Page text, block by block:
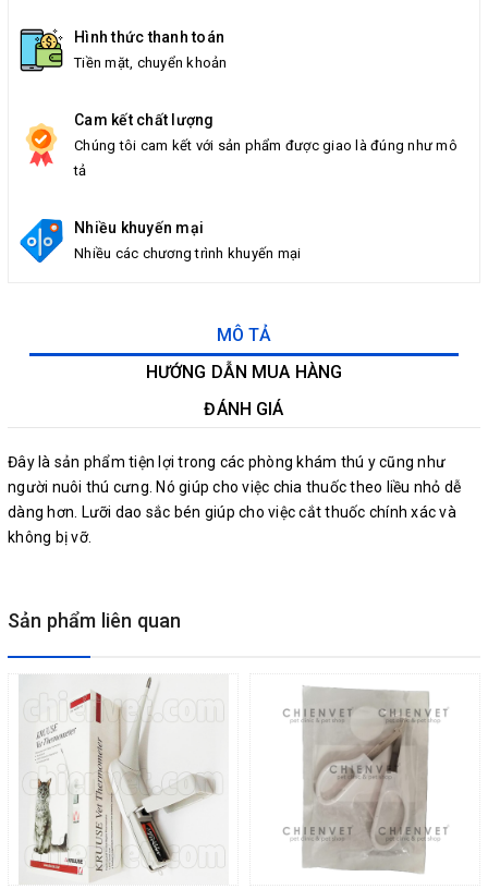
Hình thức thanh toán
Tiền mặt, chuyển khoản
Cam kết chất lượng
Chúng tôi cam kết với sản phẩm được giao là đúng như mô
tả
Nhiều khuyến mại
Nhiều các chương trình khuyến mại
MÔ TẢ
HƯỚNG DẪN MUA HÀNG
ĐÁNH GIÁ
Đây là sản phẩm tiện lợi trong các phòng khám thú y cũng như
người nuôi thú cưng. Nó giúp cho việc chia thuốc theo liều nhỏ dễ
dàng hơn. Lưỡi dao sắc bén giúp cho việc cắt thuốc chính xác và
không bị vỡ.
Sản phẩm liên quan